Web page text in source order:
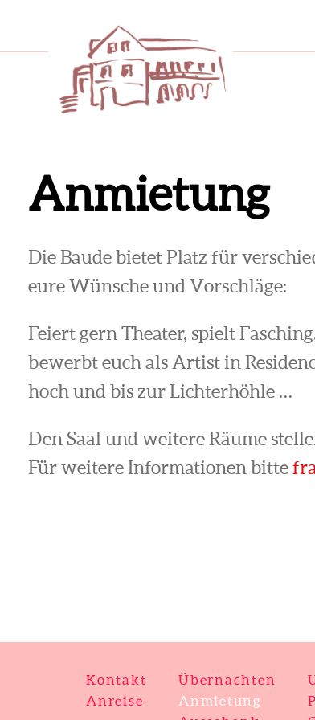
Anmietung
Die Baude bietet Platz für
eure Wünsche und Vorschläge:
Feiert gern Theater, spielt
bewerbt euch als Artist in
hoch und bis zur Lichterhöhle …
Den Saal und weitere Räume
Für weitere Informationen bitte
Kontakt
Anreise
Übernachten
Anmietung